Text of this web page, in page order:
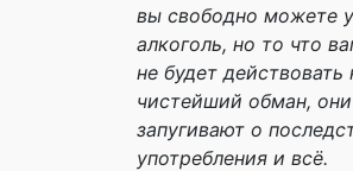
вы свободно можете
алкоголь, но то что
не будет действовать
чистейший обман,
запугивают о
употребления и всё.